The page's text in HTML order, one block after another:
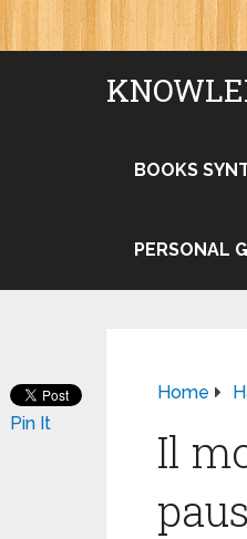
BOOKS
PERSONAL
Home
Il
Pin It